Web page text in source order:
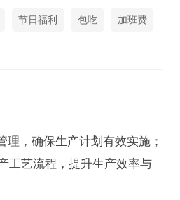
节日福利 包吃 加班费
理，确保生产计划有效实施；
工艺流程，提升生产效率与